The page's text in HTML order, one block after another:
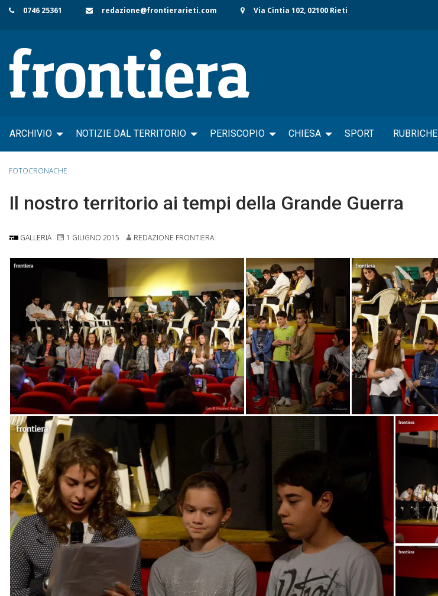
Skip
content
0746 25361 redazione@frontierarieti.com Via Cintia 102, 02100 Rieti
ARCHIVIO NOTIZIE DAL TERRITORIO PERISCOPIO CHIESA SPORT RUBRICHE
FOTOCRONACHE
Il nostro territorio ai tempi della Grande Guerra
GALLERIA 1 GIUGNO 2015 REDAZIONE FRONTIERA